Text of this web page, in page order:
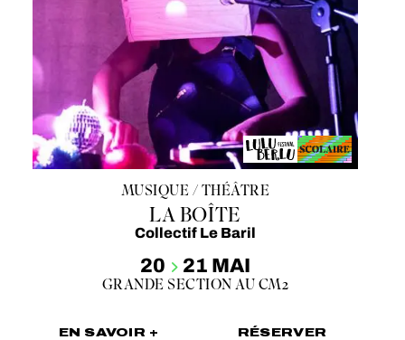
MUSIQUE / THÉÂTRE
LA BOÎTE
Collectif Le Baril
20 21 MAI
GRANDE SECTION AU CM2
EN SAVOIR + RÉSERVER